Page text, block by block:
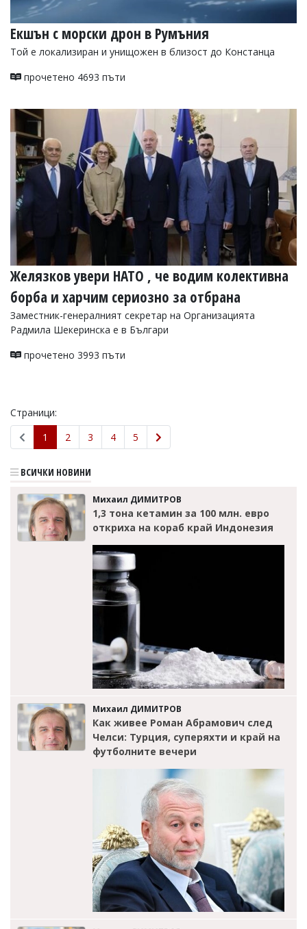
Екшън с морски дрон в Румъния
Той е локализиран и унищожен в близост до Констанца
прочетено 4693 пъти
Желязков увери НАТО , че водим колективна
борба и харчим сериозно за отбрана
Заместник-генералният секретар на Организацията
Радмила Шекеринска е в Българи
прочетено 3993 пъти
Страници:
1
2 3 4 5
ВСИЧКИ НОВИНИ
Михаил ДИМИТРОВ
1,3 тона кетамин за 100 млн. евро
откриха на кораб край Индонезия
Михаил ДИМИТРОВ
Как живее Роман Абрамович след
Челси: Турция, суперяхти и край на
футболните вечери